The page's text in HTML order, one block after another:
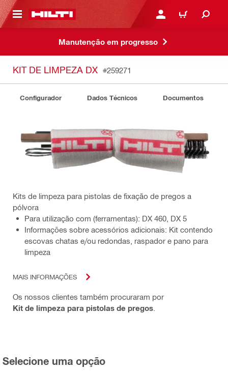
PRINCIPAL ENTRAR OU CADASTRAR
CARRINHO
Manutenção em progresso
KIT DE LIMPEZA DX #259271
Configurador Dados Técnicos Documentos
Kits de limpeza para pistolas de fixação de pregos a
pólvora
Para utilização com (ferramentas): DX 460, DX 5
Informações sobre acessórios adicionais: Kit contendo
escovas chatas e/ou redondas, raspador e pano para
limpeza
MAIS INFORMAÇÕES
Os nossos clientes também procuraram por
Kit de limpeza para pistolas de pregos
Selecione uma opção